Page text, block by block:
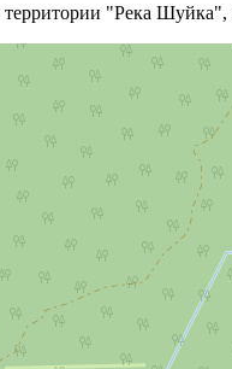
территории "Река